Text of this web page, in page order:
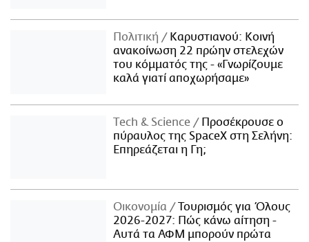
Πολιτική
Καρυστιανού: Κοινή
ανακοίνωση 22 πρώην στελεχών
του κόμματός της - «Γνωρίζουμε
καλά γιατί αποχωρήσαμε»
Τech & Science
Προσέκρουσε ο
πύραυλος της SpaceX στη Σελήνη:
Επηρεάζεται η Γη;
Οικονομία
Τουρισμός για Όλους
2026-2027: Πώς κάνω αίτηση -
Αυτά τα ΑΦΜ μπορούν πρώτα